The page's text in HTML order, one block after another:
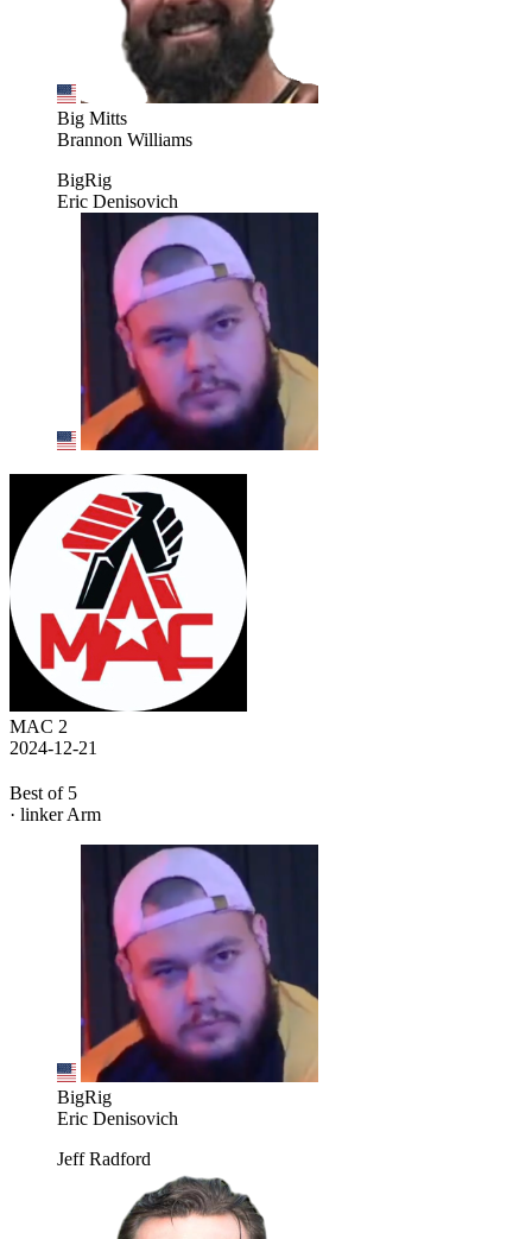
Big Mitts
Brannon Williams
BigRig
Eric Denisovich
MAC 2
2024-12-21
Best of 5
· linker Arm
BigRig
Eric Denisovich
Jeff Radford